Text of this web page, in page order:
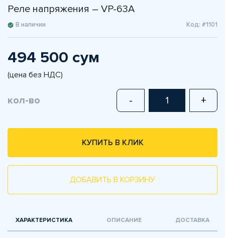
Реле напряжения – VP-63A
В наличии Код: #1101
494 500 сум
(цена без НДС)
кол-во - +
КУПИТЬ В КЛИК
ДОБАВИТЬ В КОРЗИНУ
ХАРАКТЕРИСТИКА ОПИСАНИЕ ДОСТАВКА